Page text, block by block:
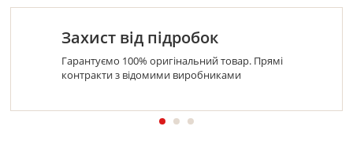
Захист від підробок
Гарантуємо 100% оригінальний товар. Прямі
контракти з відомими виробниками